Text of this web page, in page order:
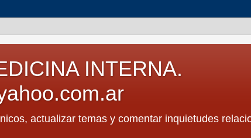
INTERNA.
actualizar temas y comentar inquietudes